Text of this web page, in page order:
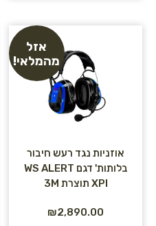
אזל
מהמלאי!
אוזניות נגד רעש חיבור
בלותות' דגם WS ALERT
XPI תוצרת 3M
₪2,890.00